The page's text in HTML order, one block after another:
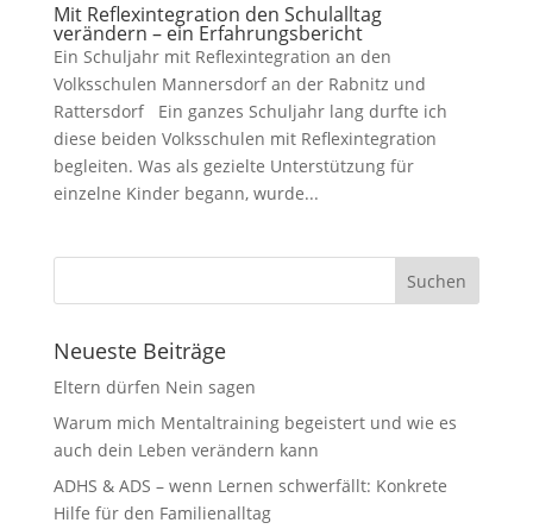
Mit Reflexintegration den Schulalltag
verändern – ein Erfahrungsbericht
Ein Schuljahr mit Reflexintegration an den
Volksschulen Mannersdorf an der Rabnitz und
Rattersdorf Ein ganzes Schuljahr lang durfte ich
diese beiden Volksschulen mit Reflexintegration
begleiten. Was als gezielte Unterstützung für
einzelne Kinder begann, wurde...
Neueste Beiträge
Eltern dürfen Nein sagen
Warum mich Mentaltraining begeistert und wie es
auch dein Leben verändern kann
ADHS & ADS – wenn Lernen schwerfällt: Konkrete
Hilfe für den Familienalltag